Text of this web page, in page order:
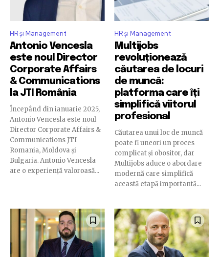
HR și Management
Antonio Vencesla
este noul Director
Corporate Affairs
& Communications
la JTI România
Începând din ianuarie 2025,
Antonio Vencesla este noul
Director Corporate Affairs &
Communications JTI
Romania, Moldova și
Bulgaria. Antonio Vencesla
are o experiență valoroasă...
HR și Management
Multijobs
revoluționează
căutarea de locuri
de muncă:
platforma care îți
simplifică viitorul
profesional
Căutarea unui loc de muncă
poate fi uneori un proces
complicat și obositor, dar
Multijobs aduce o abordare
modernă care simplifică
această etapă importantă...